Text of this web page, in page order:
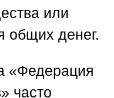
или
общих денег.
«Федерация
часто